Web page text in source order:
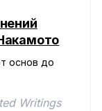
Writings